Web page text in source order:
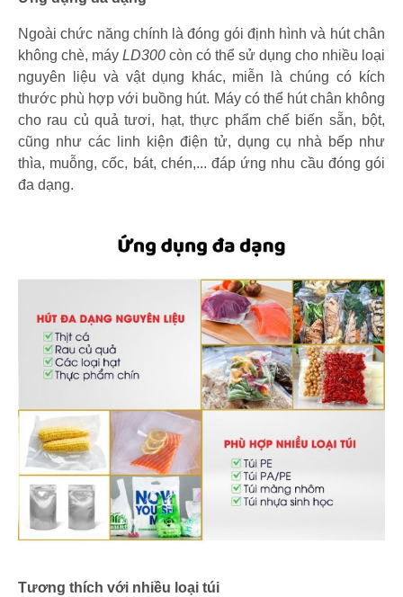
Ngoài chức năng chính là đóng gói định hình và hút chân
không chè, máy LD300 còn có thể sử dụng cho nhiều loại
nguyên liệu và vật dụng khác, miễn là chúng có kích
thước phù hợp với buồng hút. Máy có thể hút chân không
cho rau củ quả tươi, hạt, thực phẩm chế biến sẵn, bột,
cũng như các linh kiện điện tử, dụng cụ nhà bếp như
thìa, muỗng, cốc, bát, chén,... đáp ứng nhu cầu đóng gói
đa dạng.
Tương thích với nhiều loại túi